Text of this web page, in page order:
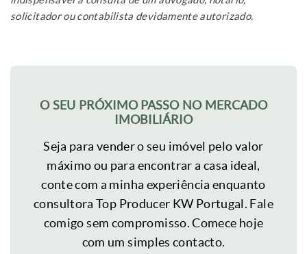
solicitador ou contabilista devidamente autorizado.
O SEU PRÓXIMO PASSO NO MERCADO
IMOBILIÁRIO
Seja para vender o seu imóvel pelo valor
máximo ou para encontrar a casa ideal,
conte com a minha experiência enquanto
consultora Top Producer KW Portugal. Fale
comigo sem compromisso. Comece hoje
com um simples contacto.